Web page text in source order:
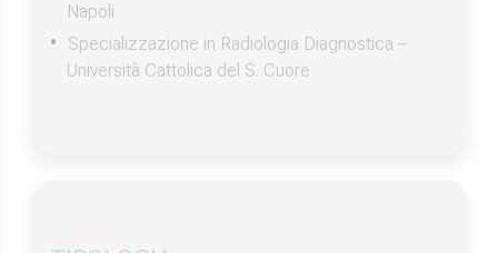
Napoli
Specializzazione in Radiologia Diagnostica –
Università Cattolica del S. Cuore